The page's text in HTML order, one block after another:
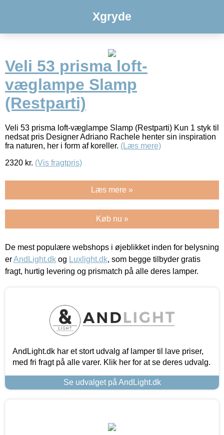
Xgryde
Veli 53 prisma loft-
væglampe Slamp
(Restparti)
Veli 53 prisma loft-væglampe Slamp (Restparti) Kun 1 styk til
nedsat pris Designer Adriano Rachele henter sin inspiration
fra naturen, her i form af koreller. (Læs mere)
2320 kr. (Vis fragtpris)
Læs mere »
Køb nu »
De mest populære webshops i øjeblikket inden for belysning
erAndLight.dk og Luxlight.dk, som begge tilbyder gratis
fragt, hurtig levering og prismatch på alle deres lamper.
AndLight.dk har et stort udvalg af lamper til lave priser,
med fri fragt på alle varer. Klik her for at se deres udvalg.
Se udvalget på AndLight.dk